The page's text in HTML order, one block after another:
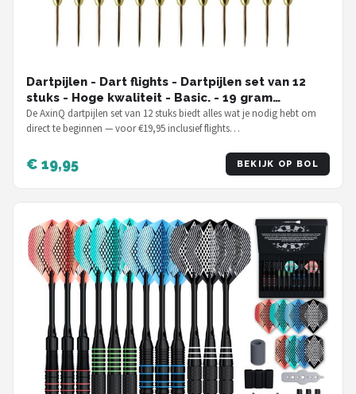
Dartpijlen - Dart flights - Dartpijlen set van 12
stuks - Hoge kwaliteit - Basic. - 19 gram
dartpijlen
De AxinQ dartpijlen set van 12 stuks biedt alles wat je nodig hebt om
direct te beginnen — voor €19,95 inclusief flights…
€ 19,95 BEKIJK OP BOL